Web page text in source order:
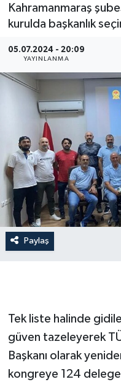
Kahramanmaraş
kurulda başkanlık
05.07.2024 - 20:09
YAYINLANMA
Paylaş
Tek liste halinde
güven tazeleyerek
Başkanı olarak
kongreye 124
TEKNOLOJİ
EĞİTİM
İLÇE HABERLERİ
KÜLTÜR-SANAT
KSÜ
DÜNYA
ROPORTAJ
YEREL YÖNETİM
MEDYA
Tüm Manşetler
Haber Arşivi